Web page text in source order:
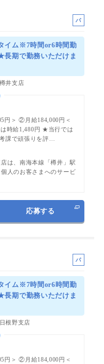
パ
ト
イム※7時間or6時間勤
期で勤務いただけま
井支店
円＞ ②月給184,000円＜
時給1,480円 ★当行では
課で頑張りを評…
は、南海本線「樽井」駅
人のお客さまへのサービ
応募する
パ
ト
イム※7時間or6時間勤
期で勤務いただけま
根野支店
円＞ ②月給184,000円＜